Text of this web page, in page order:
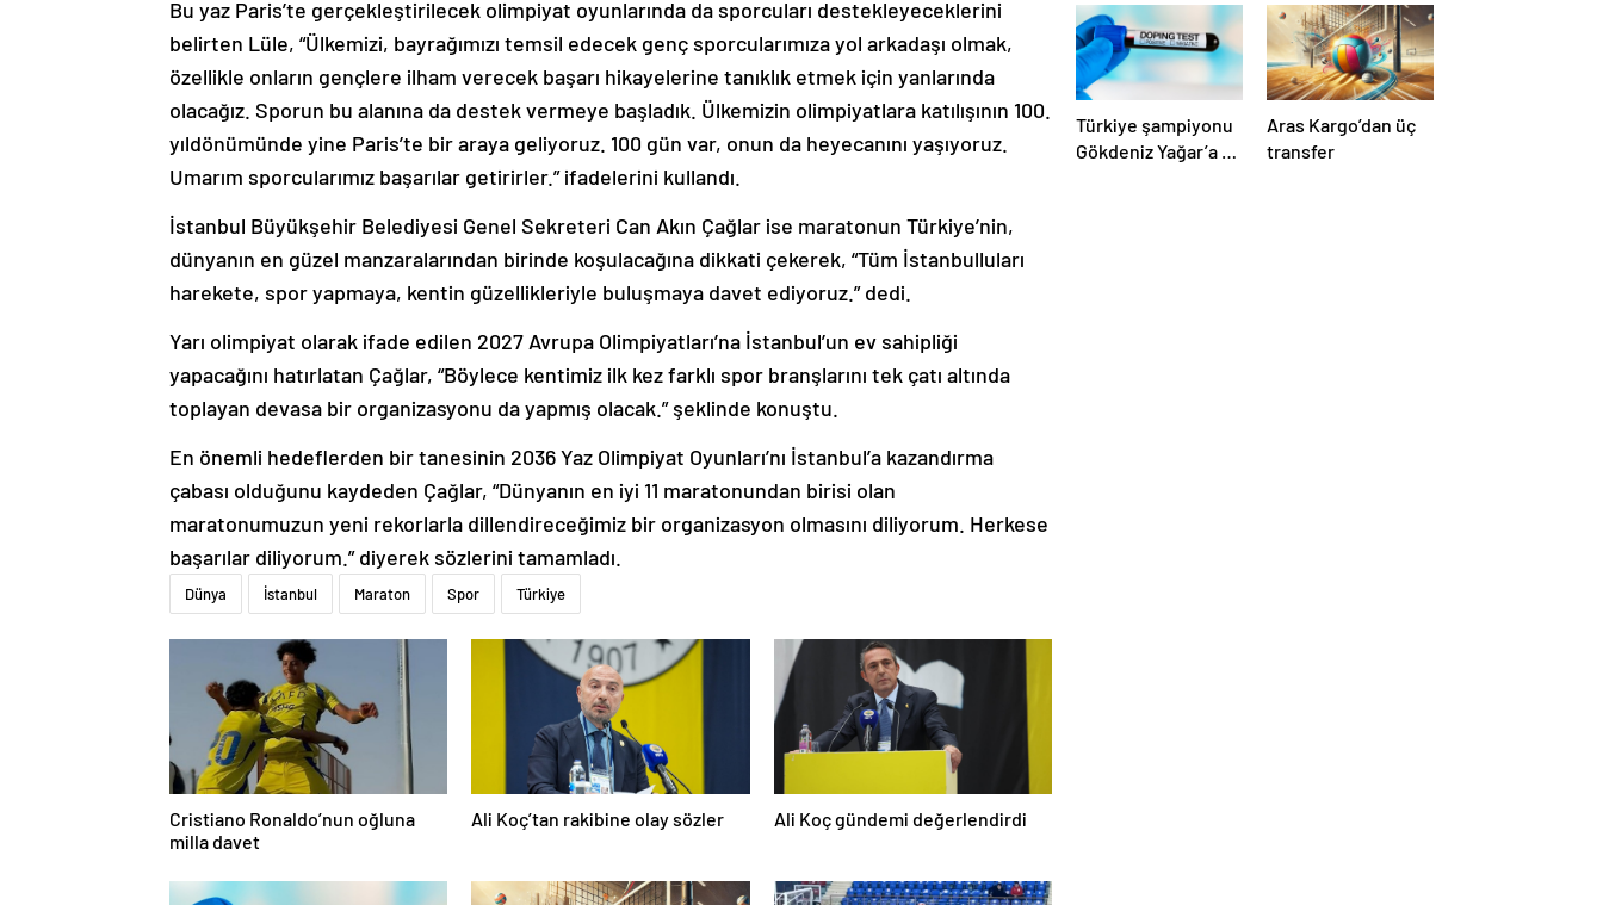
Bu yaz Paris’te gerçekleştirilecek olimpiyat oyunlarında da sporcuları destekleyeceklerini
belirten Lüle, “Ülkemizi, bayrağımızı temsil edecek genç sporcularımıza yol arkadaşı olmak,
özellikle onların gençlere ilham verecek başarı hikayelerine tanıklık etmek için yanlarında
olacağız. Sporun bu alanına da destek vermeye başladık. Ülkemizin olimpiyatlara katılışının 100.
yıldönümünde yine Paris’te bir araya geliyoruz. 100 gün var, onun da heyecanını yaşıyoruz.
Umarım sporcularımız başarılar getirirler.” ifadelerini kullandı.
İstanbul Büyükşehir Belediyesi Genel Sekreteri Can Akın Çağlar ise maratonun Türkiye’nin,
dünyanın en güzel manzaralarından birinde koşulacağına dikkati çekerek, “Tüm İstanbulluları
harekete, spor yapmaya, kentin güzellikleriyle buluşmaya davet ediyoruz.” dedi.
Yarı olimpiyat olarak ifade edilen 2027 Avrupa Olimpiyatları’na İstanbul’un ev sahipliği
yapacağını hatırlatan Çağlar, “Böylece kentimiz ilk kez farklı spor branşlarını tek çatı altında
toplayan devasa bir organizasyonu da yapmış olacak.” şeklinde konuştu.
En önemli hedeflerden bir tanesinin 2036 Yaz Olimpiyat Oyunları’nı İstanbul’a kazandırma
çabası olduğunu kaydeden Çağlar, “Dünyanın en iyi 11 maratonundan birisi olan
maratonumuzun yeni rekorlarla dillendireceğimiz bir organizasyon olmasını diliyorum. Herkese
başarılar diliyorum.” diyerek sözlerini tamamladı.
Dünya İstanbul Maraton Spor Türkiye
Cristiano Ronaldo’nun oğluna
milla davet
Ali Koç’tan rakibine olay sözler Ali Koç gündemi değerlendirdi
Türkiye şampiyonu
Gökdeniz Yağar’a 3
Aras Kargo’dan üç
transfer